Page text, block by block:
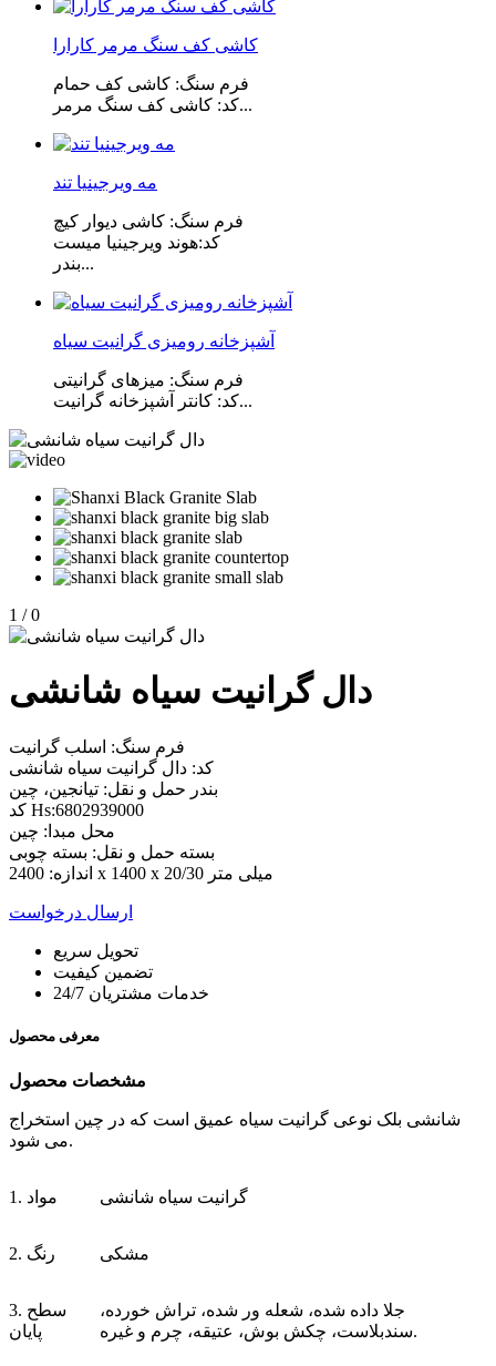
کاشی کف سنگ مرمر کارارا
فرم سنگ: کاشی کف حمام
کد: کاشی کف سنگ مرمر...
مه ویرجینیا تند
فرم سنگ: کاشی دیوار کیچ
کد:هوند ویرجینیا میست
بندر...
آشپزخانه رومیزی گرانیت سیاه
فرم سنگ: میزهای گرانیتی
کد: کانتر آشپزخانه گرانیت...
1 / 0
دال گرانیت سیاه شانشی
فرم سنگ: اسلب گرانیت
کد: دال گرانیت سیاه شانشی
بندر حمل و نقل: تیانجین، چین
کد Hs:6802939000
محل مبدا: چین
بسته حمل و نقل: بسته چوبی
اندازه: 2400 x 1400 x 20/30 میلی متر
ارسال درخواست
تحویل سریع
تضمین کیفیت
خدمات مشتریان 24/7
معرفی محصول
مشخصات محصول
شانشی بلک نوعی گرانیت سیاه عمیق است که در چین استخراج
می شود.
1. مواد گرانیت سیاه شانشی
2. رنگ مشکی
3. سطح
پایان
جلا داده شده، شعله ور شده، تراش خورده،
سندبلاست، چکش بوش، عتیقه، چرم و غیره.